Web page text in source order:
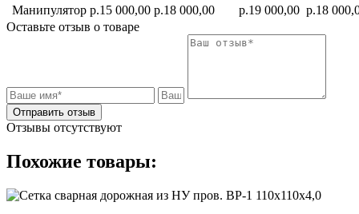
Манипулятор р.15 000,00 р.18 000,00 р.19 000,00 р.18
Оставьте отзыв о товаре
Отправить отзыв
Отзывы отсутствуют
Похожие товары: